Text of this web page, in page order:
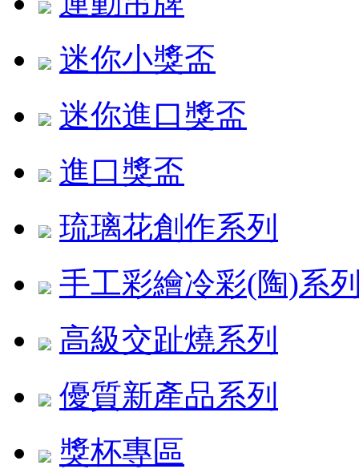
迷你小獎盃
迷你進口獎盃
進口獎盃
琉璃花創作系列
手工彩繪冷彩(陶)系
高級交趾燒系列
優質新產品系列
獎杯專區